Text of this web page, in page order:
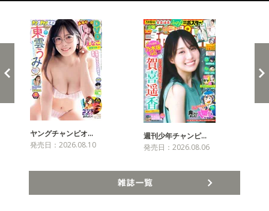
ヤングチャンピオ…
発売日：2026.08.10
週刊少年チャンピ…
発売日：2026.08.06